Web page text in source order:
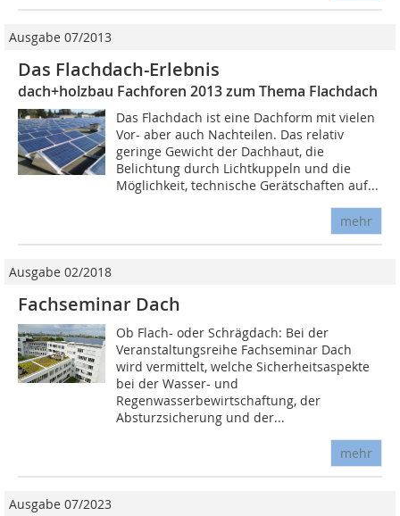
Ausgabe 07/2013
Das Flachdach-Erlebnis
dach+holzbau Fachforen 2013 zum Thema Flachdach
Das Flachdach ist eine Dachform mit vielen
Vor- aber auch Nachteilen. Das relativ
geringe Gewicht der Dachhaut, die
Belichtung durch Lichtkuppeln und die
Möglichkeit, technische Gerätschaften auf...
mehr
Ausgabe 02/2018
Fachseminar Dach
Ob Flach- oder Schrägdach: Bei der
Veranstaltungsreihe Fachseminar Dach
wird vermittelt, welche Sicherheitsaspekte
bei der Wasser- und
Regenwasserbewirtschaftung, der
Absturzsicherung und der...
mehr
Ausgabe 07/2023